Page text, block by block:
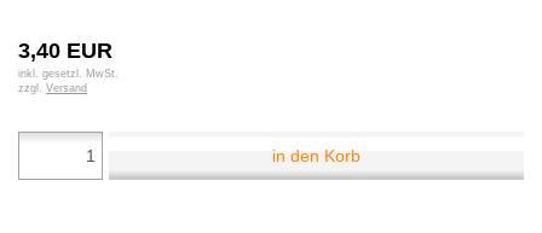
3,40 EUR
inkl. gesetzl. MwSt.
zzgl. Versand
in den Korb